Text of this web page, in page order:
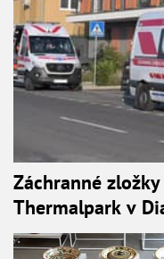
Záchranné
Thermalpark v